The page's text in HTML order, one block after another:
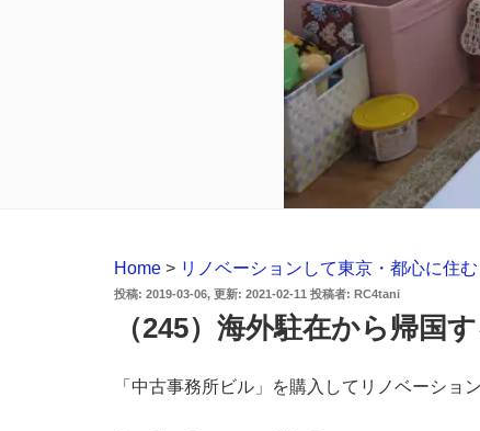
Home > リノベーションして東京・都心に住む
投
2019-03-06 2021-02-11 投稿者: RC4tani
（245）海外駐在から帰国
「中古事務所ビル」を購入してリノベーショ